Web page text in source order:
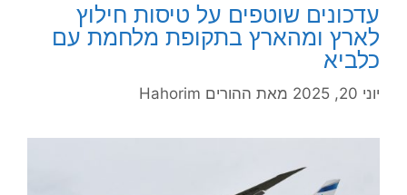
עדכונים שוטפים על טיסות חילוץ
לארץ ומהארץ בתקופת מלחמת עם
כלביא
יוני 20, 2025 מאת ההורים Hahorim